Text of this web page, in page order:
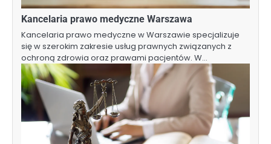
Kancelaria prawo medyczne Warszawa
Kancelaria prawo medyczne w Warszawie specjalizuje
się w szerokim zakresie usług prawnych związanych z
ochroną zdrowia oraz prawami pacjentów. W…